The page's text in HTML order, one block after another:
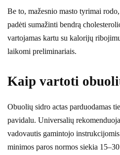
Be to, mažesnio masto tyrimai
padėti sumažinti bendrą
vartojamas kartu su kalorijų
laikomi preliminariais.
Kaip vartoti
Obuolių sidro actas parduodamas
pavidalu. Universalių
vadovautis gamintojo
minimos paros normos siekia